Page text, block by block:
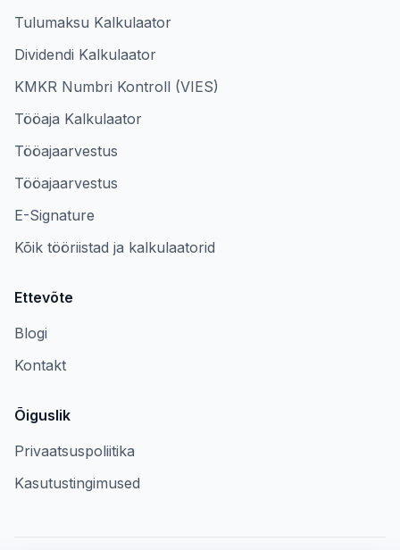
Tulumaksu Kalkulaator
Dividendi Kalkulaator
KMKR Numbri Kontroll (VIES)
Tööaja Kalkulaator
Tööajaarvestus
Tööajaarvestus
E-Signature
Kõik tööriistad ja kalkulaatorid
Ettevõte
Blogi
Kontakt
Õiguslik
Privaatsuspoliitika
Kasutustingimused